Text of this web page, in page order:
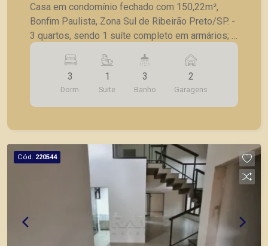
Casa em condomínio fechado com 150,22m²,
Bonfim Paulista, Zona Sul de Ribeirão Preto/SP. -
3 quartos, sendo 1 suíte completo em armários; -
Lavabo; - Sala para 2 ambientes; - Cozinha
planejada; - Varanda gourmet com churrasqueira; -
Piscina; - 2 vagas de garagem. A Piramid tem
como objetivo atender seus clientes com
agilidade e segurança, em locação, vendas de
Preto
3
Dorm.
1
Suite
3
Banho
2
Garagens
Cód. 220544